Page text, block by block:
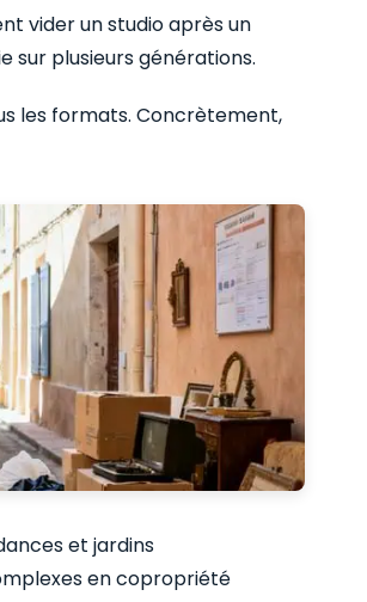
vider un studio après un
sur plusieurs générations.
les formats. Concrètement,
et jardins
en copropriété